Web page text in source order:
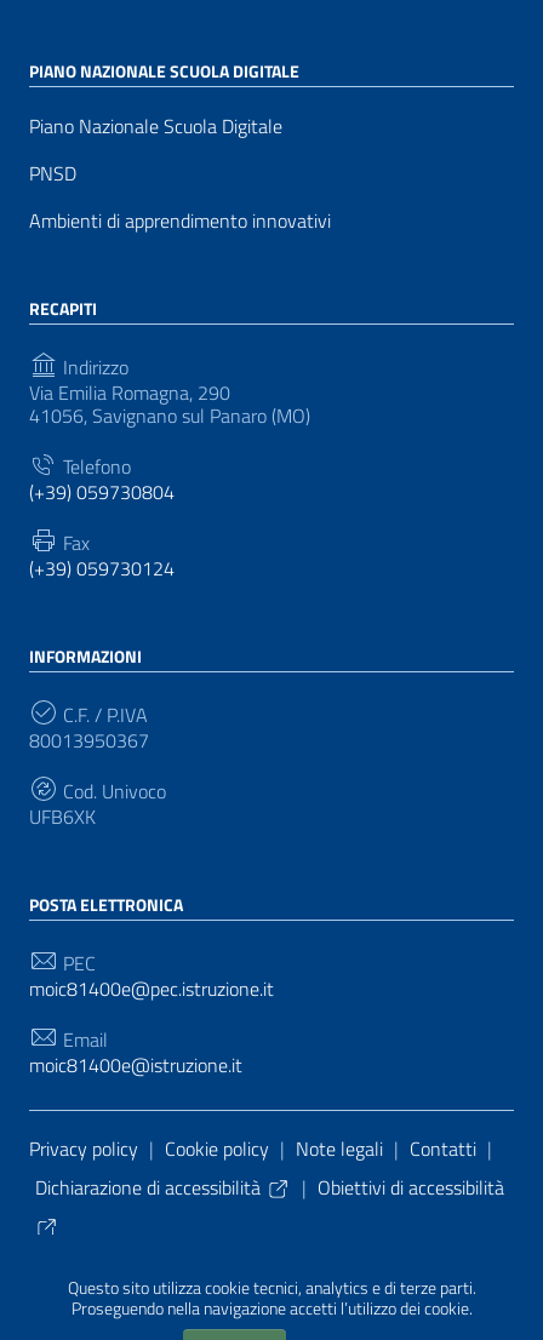
Questo sito utilizza cookie tecnici, analytics e di terze parti.
Proseguendo nella navigazione accetti l’utilizzo dei cookie.
PIANO NAZIONALE SCUOLA DIGITALE
Piano Nazionale Scuola Digitale
PNSD
Ambienti di apprendimento innovativi
RECAPITI
Indirizzo
Via Emilia Romagna, 290
41056, Savignano sul Panaro (MO)
Telefono
(+39) 059730804
Fax
(+39) 059730124
INFORMAZIONI
C.F. / P.IVA
80013950367
Cod. Univoco
UFB6XK
POSTA ELETTRONICA
PEC
moic81400e@pec.istruzione.it
Email
moic81400e@istruzione.it
Sezione Link Utili
Privacy policy | Cookie policy | Note legali | Contatti |
Dichiarazione di accessibilità
| Obiettivi di accessibilità
PA di AgID
| Realizzato con WordPress
da